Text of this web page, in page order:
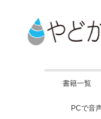
書籍一覧
PCで音